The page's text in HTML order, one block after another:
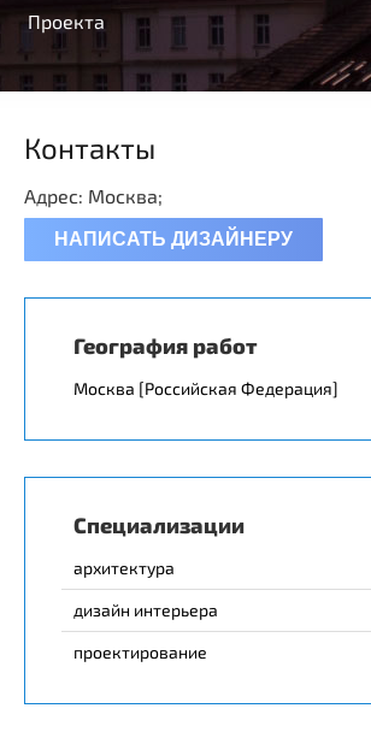
Проекта
Контакты
Адрес: Москва;
НАПИСАТЬ ДИЗАЙНЕРУ
География работ
Москва [Российская Федерация]
Специализации
архитектура
дизайн интерьера
проектирование